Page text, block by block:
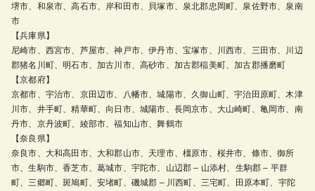
堺市、和泉市、高石市、岸和田市、貝塚市、泉北郡忠岡町、泉佐野市、泉南
市
【兵庫県】
尼崎市、西宮市、芦屋市、神戸市、伊丹市、宝塚市、川西市、三田市、川辺
郡猪名川町、明石市、加古川市、高砂市、加古郡稲美町、加古郡播磨町
【京都府】
京都市、宇治市、京田辺市、八幡市、城陽市、久御山町、宇治田原町、木津
川市、井手町、精華町、向日市、城陽市、長岡京市、大山崎町、亀岡市、南
丹市、京丹波町、綾部市、福知山市、舞鶴市
【奈良県】
奈良市、大和高田市、大和郡山市、天理市、橿原市、桜井市、條市、御所
市、生駒市、香芝市、葛城市、宇陀市、山辺郡 – 山添村、生駒郡 – 平群
町、三郷町、斑鳩町、安堵町、磯城郡 – 川西町、三宅町、田原本町、宇陀